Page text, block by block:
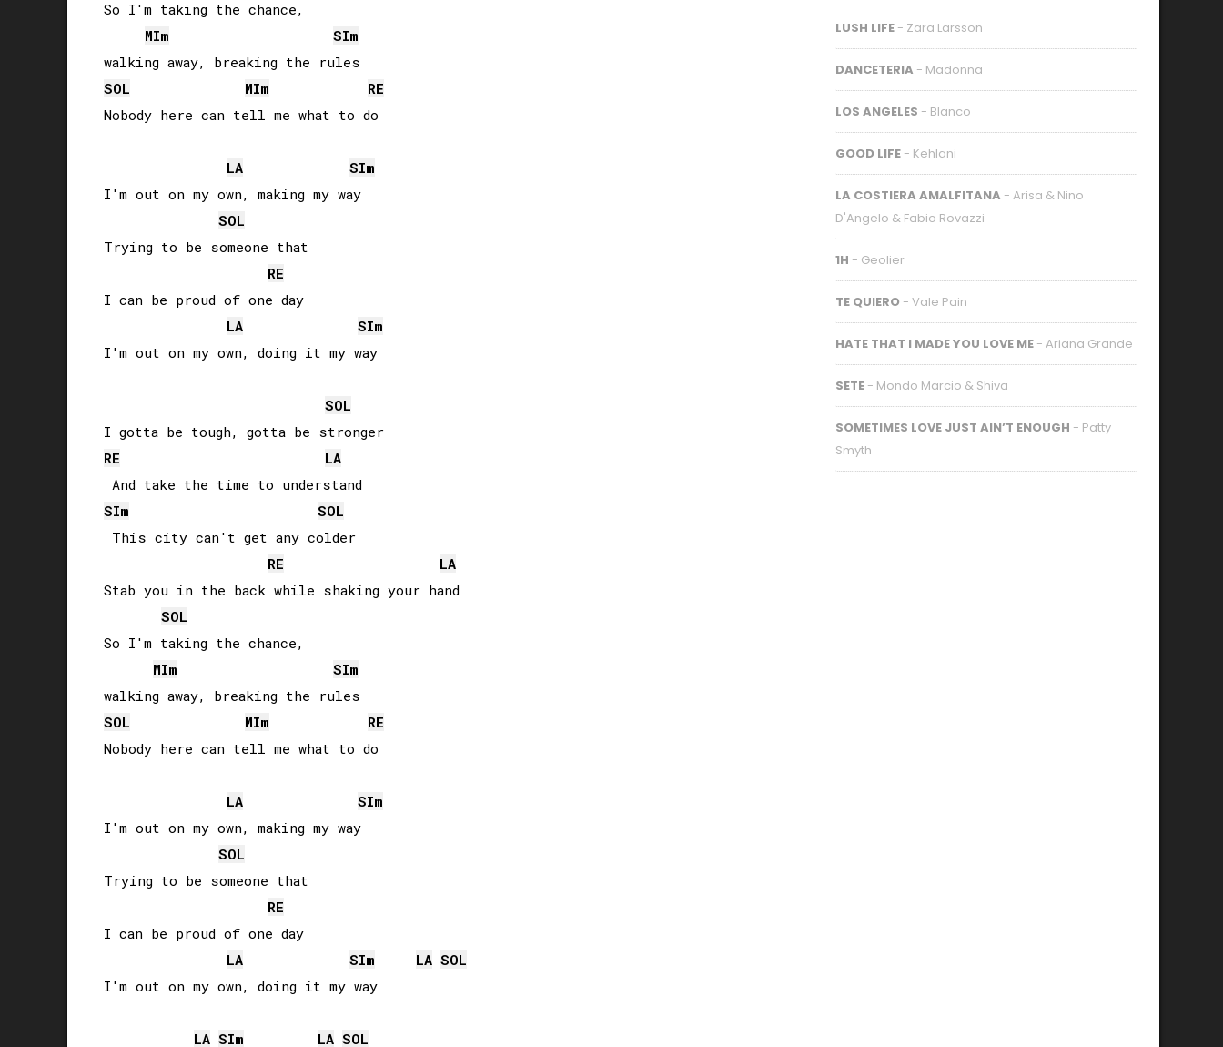
So I'm taking the chance,
MIm SIm
SOL
MIm
RE
Nobody here can tell me what to do
LA SIm
I'm out on my own, making my way
SOL
Trying to be someone that
RE
I can be proud of one day
LA
SIm
I'm out on my own, doing it my way
SOL
RE
LA
SIm
SOL
This city can't get any colder
RE
LA
Stab you in the back while shaking your hand
SOL
So I'm taking the chance,
MIm SIm
SOL
MIm
RE
Nobody here can tell me what to do
LA SIm
I'm out on my own, making my way
SOL
Trying to be someone that
RE
I can be proud of one day
LA
SIm LA SOL
I'm out on my own, doing it my way
LA SIm LA SOL
LUSH LIFE - Zara Larsson
DANCETERIA - Madonna
LOS ANGELES - Blanco
GOOD LIFE - Kehlani
LA COSTIERA AMALFITANA - Arisa & Nino
D'Angelo & Fabio Rovazzi
1H - Geolier
TE QUIERO - Vale Pain
HATE THAT I MADE YOU LOVE ME - Ariana Grande
SETE - Mondo Marcio & Shiva
SOMETIMES LOVE JUST AIN’T ENOUGH - Patty
Smyth